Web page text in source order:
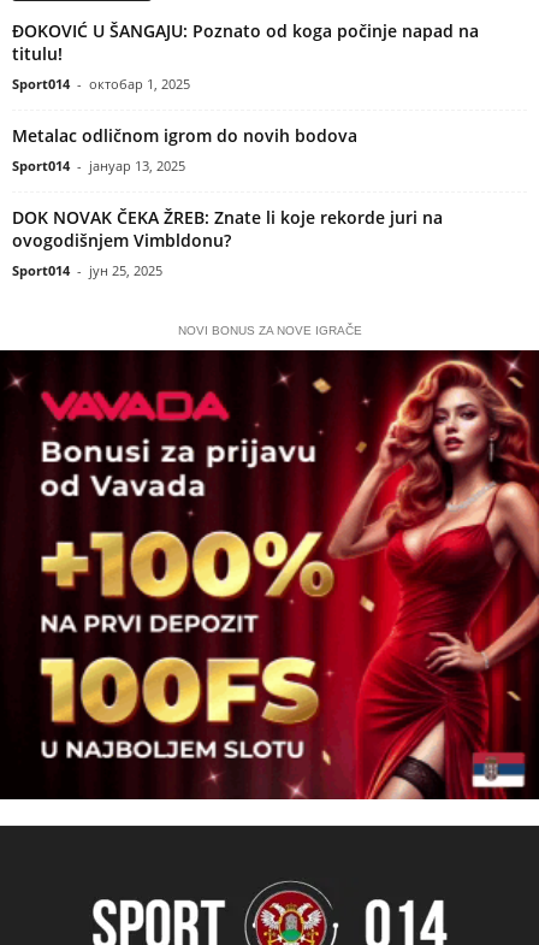
ĐOKOVIĆ U ŠANGAJU: Poznato od koga počinje napad na
titulu!
Sport014 - октобар 1, 2025
Metalac odličnom igrom do novih bodova
Sport014 - јануар 13, 2025
DOK NOVAK ČEKA ŽREB: Znate li koje rekorde juri na
ovogodišnjem Vimbldonu?
Sport014 - јун 25, 2025
NOVI BONUS ZA NOVE IGRAČE